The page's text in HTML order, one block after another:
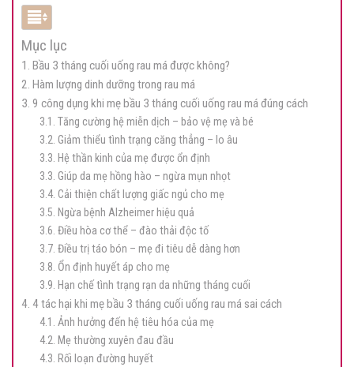
Mục lục
1. Bầu 3 tháng cuối uống rau má được không?
2. Hàm lượng dinh dưỡng trong rau má
3. 9 công dụng khi mẹ bầu 3 tháng cuối uống rau má đúng cách
3.1. Tăng cường hệ miễn dịch – bảo vệ mẹ và bé
3.2. Giảm thiểu tình trạng căng thẳng – lo âu
3.3. Hệ thần kinh của mẹ được ổn định
3.3. Giúp da mẹ hồng hào – ngừa mụn nhọt
3.4. Cải thiện chất lượng giấc ngủ cho mẹ
3.5. Ngừa bệnh Alzheimer hiệu quả
3.6. Điều hòa cơ thể – đào thải độc tố
3.7. Điều trị táo bón – mẹ đi tiêu dễ dàng hơn
3.8. Ổn định huyết áp cho mẹ
3.9. Hạn chế tình trạng rạn da những tháng cuối
4. 4 tác hại khi mẹ bầu 3 tháng cuối uống rau má sai cách
4.1. Ảnh hưởng đến hệ tiêu hóa của mẹ
4.2. Mẹ thường xuyên đau đầu
4.3. Rối loạn đường huyết